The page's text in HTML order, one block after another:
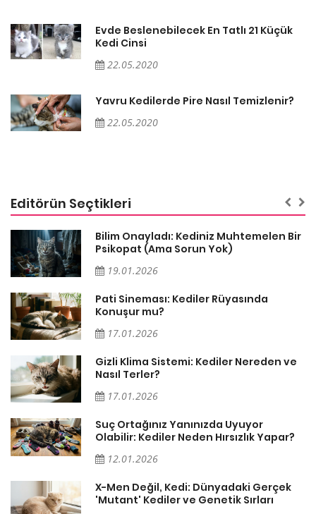
Evde Beslenebilecek En Tatlı 21 Küçük
Kedi Cinsi
22.05.2020
Yavru Kedilerde Pire Nasıl Temizlenir?
22.05.2020
Editörün Seçtikleri
Bilim Onayladı: Kediniz Muhtemelen Bir
Psikopat (Ama Sorun Yok)
19.01.2026
Pati Sineması: Kediler Rüyasında
Konuşur mu?
17.01.2026
Gizli Klima Sistemi: Kediler Nereden ve
Nasıl Terler?
17.01.2026
Suç Ortağınız Yanınızda Uyuyor
Olabilir: Kediler Neden Hırsızlık Yapar?
12.01.2026
X-Men Değil, Kedi: Dünyadaki Gerçek
'Mutant' Kediler ve Genetik Sırları